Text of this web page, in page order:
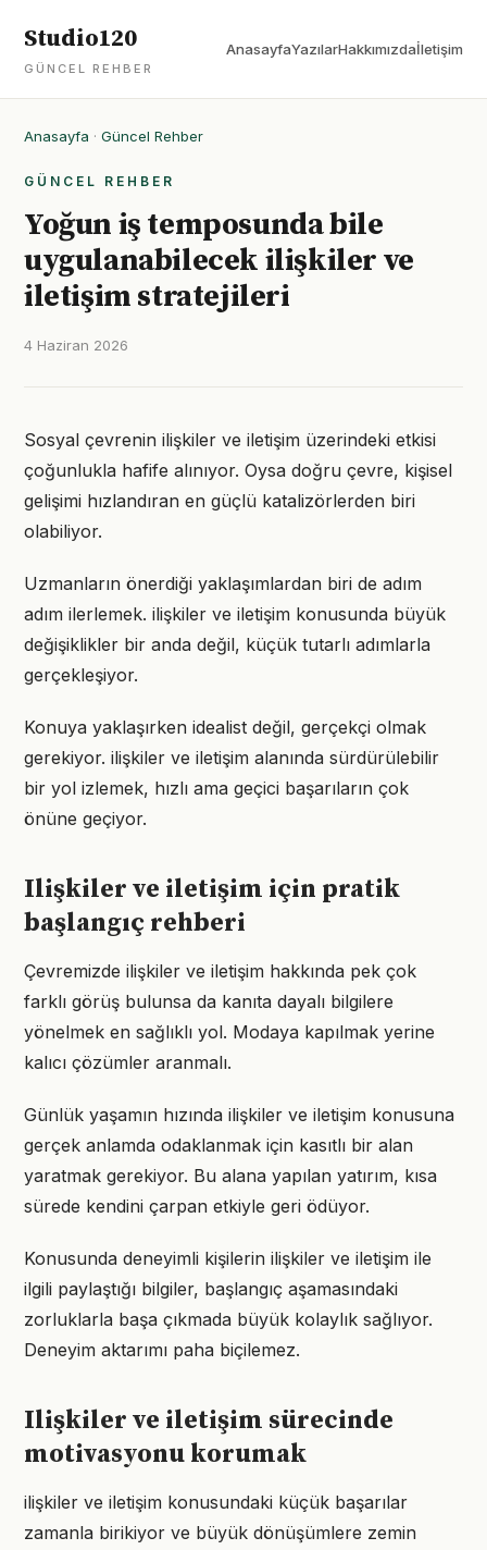
Studio120
GÜNCEL REHBER
AnasayfaYazılarHakkımızdaİletişim
Anasayfa · Güncel Rehber
GÜNCEL REHBER
Yoğun iş temposunda bile
uygulanabilecek ilişkiler ve
iletişim stratejileri
4 Haziran 2026
Sosyal çevrenin ilişkiler ve iletişim üzerindeki etkisi
çoğunlukla hafife alınıyor. Oysa doğru çevre, kişisel
gelişimi hızlandıran en güçlü katalizörlerden biri
olabiliyor.
Uzmanların önerdiği yaklaşımlardan biri de adım
adım ilerlemek. ilişkiler ve iletişim konusunda büyük
değişiklikler bir anda değil, küçük tutarlı adımlarla
gerçekleşiyor.
Konuya yaklaşırken idealist değil, gerçekçi olmak
gerekiyor. ilişkiler ve iletişim alanında sürdürülebilir
bir yol izlemek, hızlı ama geçici başarıların çok
önüne geçiyor.
Ilişkiler ve iletişim için pratik
başlangıç rehberi
Çevremizde ilişkiler ve iletişim hakkında pek çok
farklı görüş bulunsa da kanıta dayalı bilgilere
yönelmek en sağlıklı yol. Modaya kapılmak yerine
kalıcı çözümler aranmalı.
Günlük yaşamın hızında ilişkiler ve iletişim konusuna
gerçek anlamda odaklanmak için kasıtlı bir alan
yaratmak gerekiyor. Bu alana yapılan yatırım, kısa
sürede kendini çarpan etkiyle geri ödüyor.
Konusunda deneyimli kişilerin ilişkiler ve iletişim ile
ilgili paylaştığı bilgiler, başlangıç aşamasındaki
zorluklarla başa çıkmada büyük kolaylık sağlıyor.
Deneyim aktarımı paha biçilemez.
Ilişkiler ve iletişim sürecinde
motivasyonu korumak
ilişkiler ve iletişim konusundaki küçük başarılar
zamanla birikiyor ve büyük dönüşümlere zemin